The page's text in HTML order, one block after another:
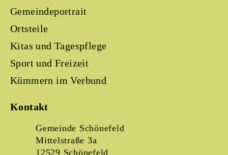
Gemeindeportrait
Ortsteile
Kitas und Tagespflege
Sport und Freizeit
Kümmern im Verbund
Kontakt
Gemeinde Schönefeld
Mittelstraße 3a
12529 Schönefeld